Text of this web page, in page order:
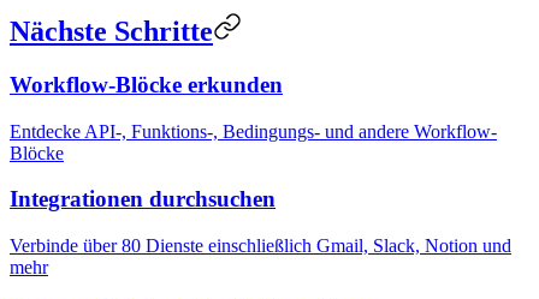
Nächste Schritte
Workflow-Blöcke erkunden
Entdecke API-, Funktions-, Bedingungs- und andere Workflow-
Blöcke
Integrationen durchsuchen
Verbinde über 80 Dienste einschließlich Gmail, Slack, Notion und
mehr